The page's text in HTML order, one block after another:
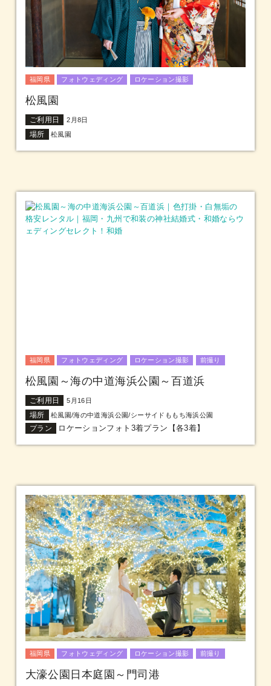
福岡県 フォトウェディング ロケーション撮影
松風園
ご利用日 2月8日
場所 松風園
福岡県 フォトウェディング ロケーション撮影 前撮り
松風園～海の中道海浜公園～百道浜
ご利用日 5月16日
場所 松風園/海の中道海浜公園/シーサイドももち海浜公園
プラン ロケーションフォト3着プラン【各3着】
福岡県 フォトウェディング ロケーション撮影 前撮り
大濠公園日本庭園～門司港